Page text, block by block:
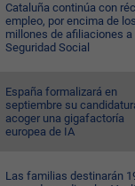
Cataluña continúa con
empleo, por encima de
millones de afiliaciones a
Seguridad Social
España formalizará en
septiembre su
acoger una gigafactoría
europea de IA
Las familias destinarán